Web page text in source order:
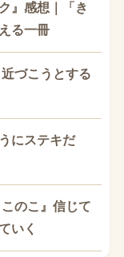
』感想｜「き
る一冊
づこうとする
にステキだ
のこ』信じて
いく